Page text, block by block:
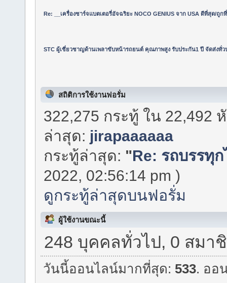
Re: __เครื่องชาร์จแบตเตอรี่อัจฉริยะ NOCO GENIUS จาก USA ดีที่สุด/ถูก
STC ผู้เชี่ยวชาญด้านเพลาขับหน้ารถยนต์ คุณภาพสูง รับประกัน1 ปี จัดส่งทั่ว
สถิติการใช้งานฟอรั่ม
322,275 กระทู้ ใน 22,492
ล่าสุด: jirapaaaaaa
กระทู้ล่าสุด: "Re: รถบรรทุ
2022, 02:56:14 pm )
ดูกระทู้ล่าสุดบนฟอรั่ม
ผู้ใช้งานขณะนี้
248 บุคคลทั่วไป, 0 สมา
วันนี้ออนไลน์มากที่สุด: 533. ออ